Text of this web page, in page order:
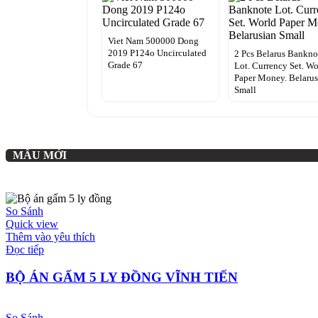
Viet Nam 500000 Dong
2019 P124o Uncirculated
Grade 67
2 Pcs Belarus
Lot. Currency Set.
Paper Money.
Small
MẪU MỚI
So Sánh
Quick view
Thêm vào yêu thích
Đọc tiếp
BỘ ÁN GẤM 5 LY ĐỒNG VĨNH TIẾN